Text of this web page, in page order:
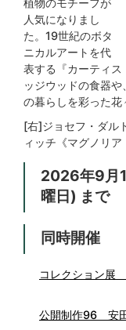
植物のモチーフが
人気になりまし
た。19世紀のボタ
ニカルアートを代
表する『カーティ
ッジウッドの食器
の暮らしを彩った花
[右]ジョセフ・ダル
ィッチ《マグノリア
2026年9月
曜日) まで
同時開催
コレクション展
公開制作96 安